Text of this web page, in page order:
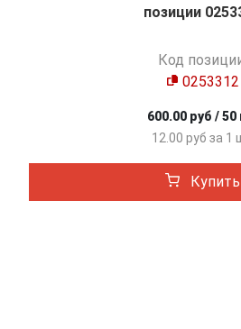
позиции
Код
0253312
600.00 руб /
12.00 руб за 1
Купить